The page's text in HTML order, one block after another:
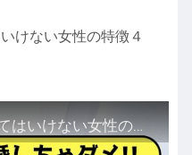
けない女性の特徴４
婚活男性は注意！結婚してはいけない女性の特徴４選。